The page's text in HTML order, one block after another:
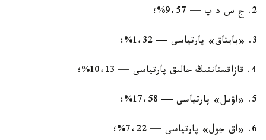
2. ج س د پ — 9،57%؛
3. «بايتاق» پارتياسى — 1،32%؛
4. قازاقستاننىڭ حالىق پارتياسى — 10،13%؛
5. «اۋىل» پارتياسى — 17،58%؛
6. «اق جول» پارتياسى — 7،22%؛